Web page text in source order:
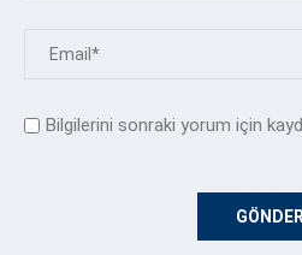
Bilgilerini sonraki yorum için